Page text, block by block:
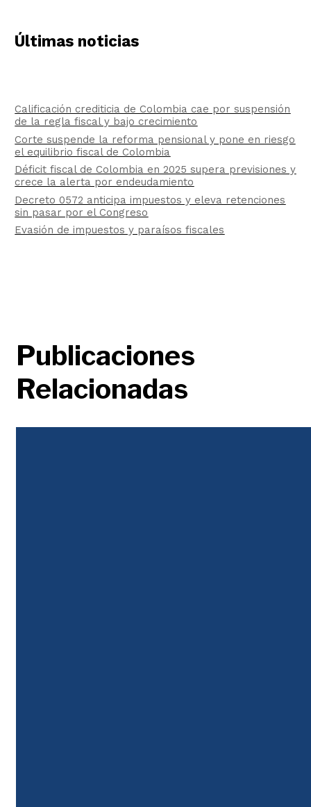
Últimas noticias
Calificación crediticia de Colombia cae por suspensión
de la regla fiscal y bajo crecimiento
Corte suspende la reforma pensional y pone en riesgo
el equilibrio fiscal de Colombia
Déficit fiscal de Colombia en 2025 supera previsiones y
crece la alerta por endeudamiento
Decreto 0572 anticipa impuestos y eleva retenciones
sin pasar por el Congreso
Evasión de impuestos y paraísos fiscales
Publicaciones
Relacionadas